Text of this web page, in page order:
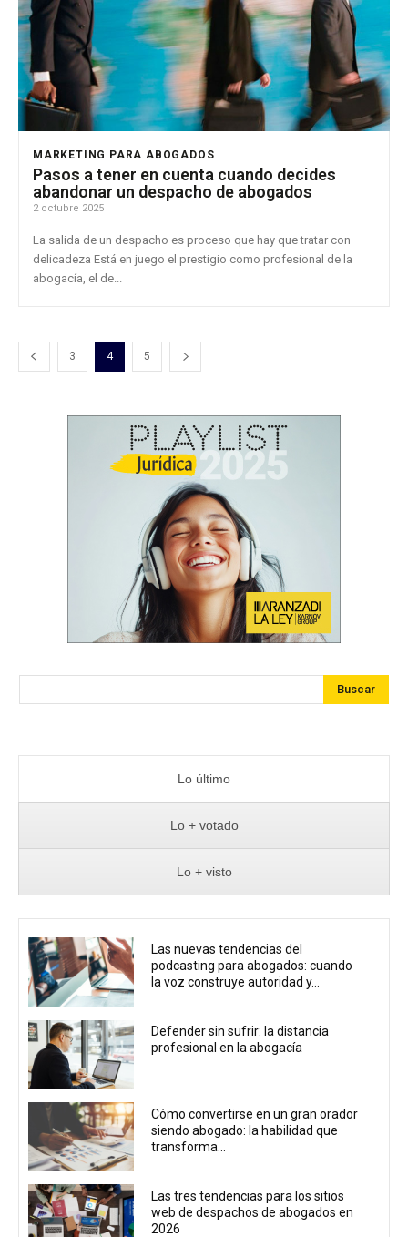
MARKETING PARA ABOGADOS
Pasos a tener en cuenta cuando decides
abandonar un despacho de abogados
2 octubre 2025
La salida de un despacho es proceso que hay que tratar con
delicadeza Está en juego el prestigio como profesional de la
abogacía, el de...
3 4 5
Buscar
Lo último
Lo + votado
Lo + visto
Las nuevas tendencias del
podcasting para abogados: cuando
la voz construye autoridad y...
Defender sin sufrir: la distancia
profesional en la abogacía
Cómo convertirse en un gran orador
siendo abogado: la habilidad que
transforma...
Las tres tendencias para los sitios
web de despachos de abogados en
2026